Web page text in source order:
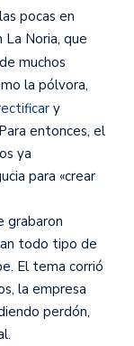
pocas en
Noria, que
muchos
la pólvora,
y
entonces, el
ya
para «crear
grabaron
todo tipo de
El tema corrió
la empresa
perdón,